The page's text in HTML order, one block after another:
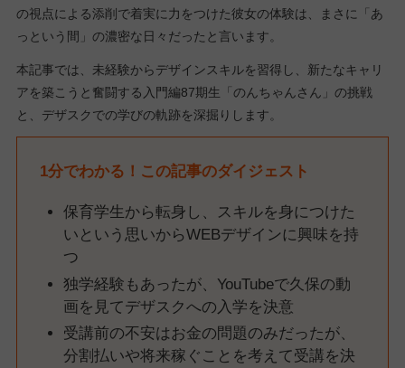
の視点による添削で着実に力をつけた彼女の体験は、まさに「あ
っという間」の濃密な日々だったと言います。
本記事では、未経験からデザインスキルを習得し、新たなキャリ
アを築こうと奮闘する入門編87期生「のんちゃんさん」の挑戦
と、デザスクでの学びの軌跡を深掘りします。
1分でわかる！この記事のダイジェスト
保育学生から転身し、スキルを身につけた
いという思いからWEBデザインに興味を持
つ
独学経験もあったが、YouTubeで久保の動
画を見てデザスクへの入学を決意
受講前の不安はお金の問題のみだったが、
分割払いや将来稼ぐことを考えて受講を決